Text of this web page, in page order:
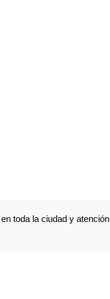
toda la ciudad y atención